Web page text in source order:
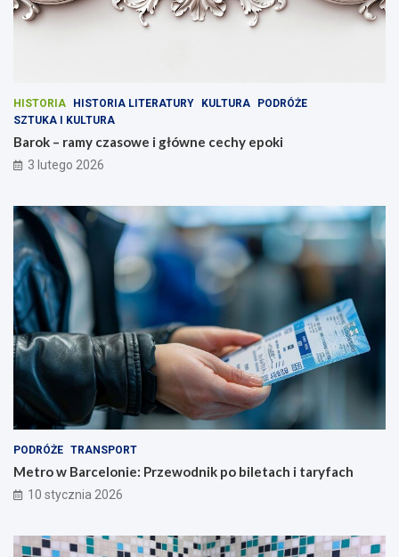
HISTORIA HISTORIA LITERATURY KULTURA
PODRÓŻE
SZTUKA I KULTURA
Barok – ramy czasowe i główne cechy epoki
3 lutego 2026
PODRÓŻE TRANSPORT
Metro w Barcelonie: Przewodnik po biletach i taryfach
10 stycznia 2026